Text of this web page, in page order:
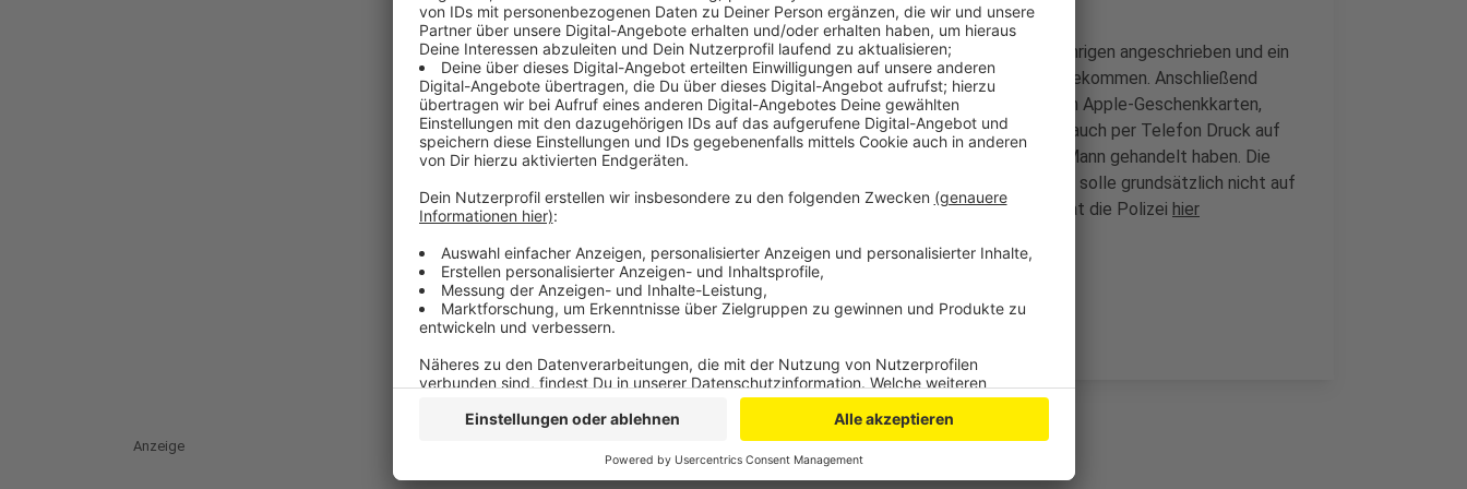
Ein unbekannter Mann hatte sich als Frau ausgegeben, den 19-Jährigen angeschrieben und ein
Nacktbild gefordert. Der junge Mann war der Aufforderung nachgekommen. Anschließend
erpresste der Mann sein Opfer und verlangte Gutscheincodes von Apple-Geschenkkarten,
ansonsten würde er das Bild veröffentlichen. Der Erpresser übte auch per Telefon Druck auf
sein Opfer aus, dabei soll es sich um einen ca. 20 bis 30-jährigen Mann gehandelt haben. Die
Polizei warnt nochmals vor diesem sogenanntem Sextortion: Man solle grundsätzlich nicht auf
solche Nachrichten eingehen. Infos und Hilfe zu der Betrugsart hat die Polizei hier
Anzeige
Anzeige